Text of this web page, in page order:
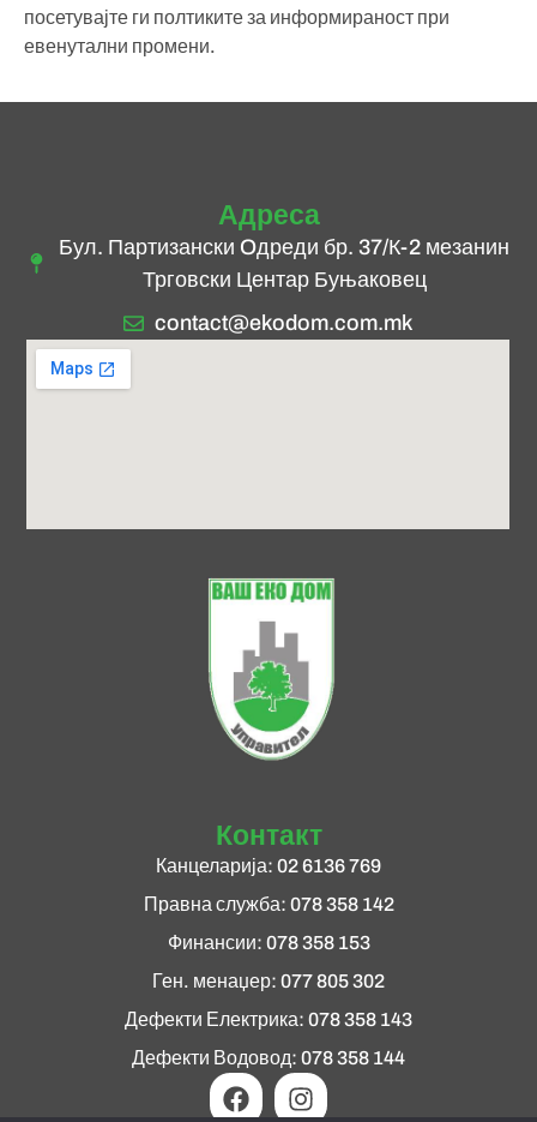
посетувајте ги полтиките за информираност при
евенутални промени.
Контакт
Канцеларија: 02 6136 769
Правна служба: 078 358 142
Финансии: 078 358 153
Ген. менаџер: 077 805 302
Дефекти Електрика: 078 358 143
Дефекти Водовод: 078 358 144
Адреса
Бул. Партизански Oдреди бр. 37/К-2 мезанин
Трговски Центар Буњаковец
contact@ekodom.com.mk